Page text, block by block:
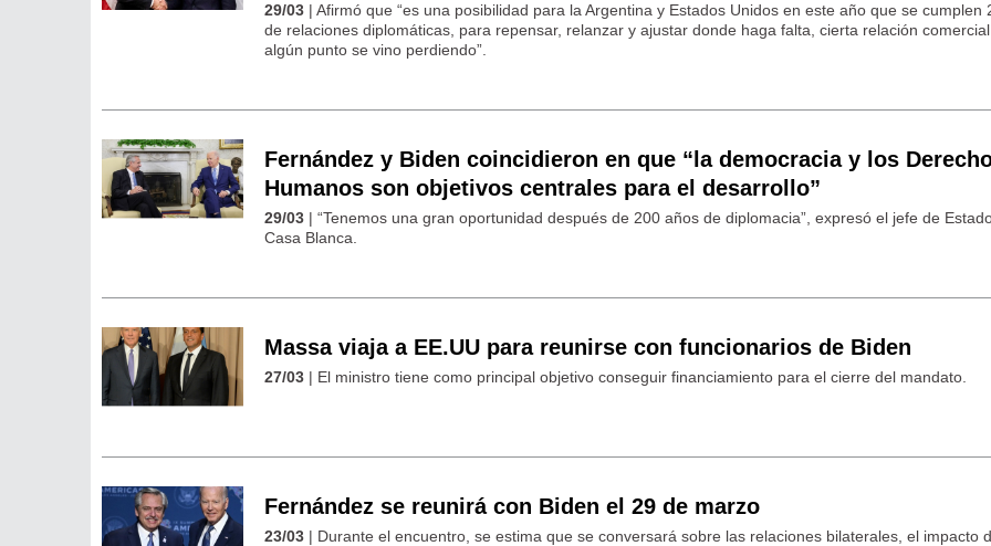
29/03 | Afirmó que “es una posibilidad para la Argentina y Estados Unidos en este año que se cumplen
de relaciones diplomáticas, para repensar, relanzar y ajustar donde haga falta, cierta relación
algún punto se vino perdiendo”.
Fernández y Biden coincidieron en que “la democracia y los
Humanos son objetivos centrales para el desarrollo”
29/03 | “Tenemos una gran oportunidad después de 200 años de diplomacia”, expresó el jefe de
Casa Blanca.
Massa viaja a EE.UU para reunirse con funcionarios de Biden
27/03 | El ministro tiene como principal objetivo conseguir financiamiento para el cierre del mandato.
Fernández se reunirá con Biden el 29 de marzo
23/03 | Durante el encuentro, se estima que se conversará sobre las relaciones bilaterales, el impacto